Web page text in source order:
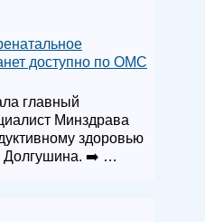
доступно по ОМС
главный
Минздрава
здоровью
Долгушина. ➡️ …